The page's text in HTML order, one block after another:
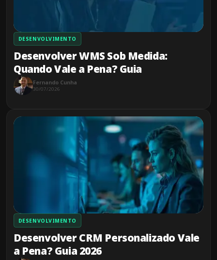
DESENVOLVIMENTO
Desenvolver WMS Sob Medida:
Quando Vale a Pena? Guia
Fernando Cunha
30/07/2026
DESENVOLVIMENTO
Desenvolver CRM Personalizado Vale
a Pena? Guia 2026